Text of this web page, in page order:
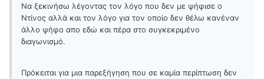
Nα ξεκινήσω λέγοντας τον λόγο που δεν με ψήφισε ο
Ντίνος αλλά και τον λόγο για τον οποίο δεν θέλω κανέναν
άλλο ψήφο απο εδώ και πέρα στο συγκεκριμένο
διαγωνισμό.
Πρόκειται για μια παρεξήγηση που σε καμία περίπτωση δεν